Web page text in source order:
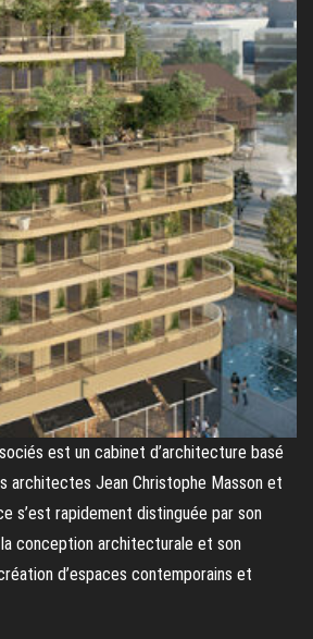
est un cabinet d’architecture basé
architectes Jean Christophe Masson et
s’est rapidement distinguée par son
conception architecturale et son
d’espaces contemporains et